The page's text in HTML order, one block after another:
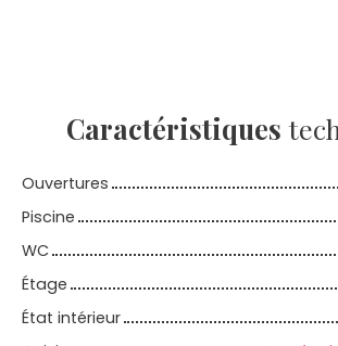
Caractéristiques
Ouvertures
Piscine
WC
Étage
État intérieur